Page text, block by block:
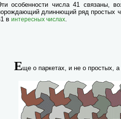
особенности числа 41 связаны,
длиннющий ряд простых
в интересных числах.
Еще о паркетах, и не о простых,